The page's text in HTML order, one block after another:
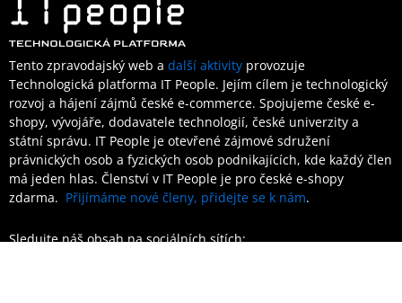
Tento zpravodajský web a další aktivity provozuje
Technologická platforma IT People. Jejím cílem je technologický
rozvoj a hájení zájmů české e-commerce. Spojujeme české e-
shopy, vývojáře, dodavatele technologií, české univerzity a
státní správu. IT People je otevřené zájmové sdružení
právnických osob a fyzických osob podnikajících, kde každý člen
má jeden hlas. Členství v IT People je pro české e-shopy
zdarma. Přijímáme nové členy, přidejte se k nám.
Sledujte náš obsah na sociálních sítích: